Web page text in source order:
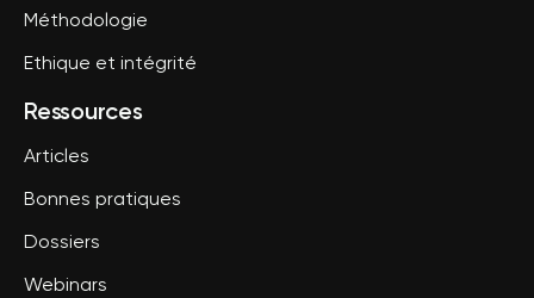
Méthodologie
Ethique et intégrité
Ressources
Articles
Bonnes pratiques
Dossiers
Webinars